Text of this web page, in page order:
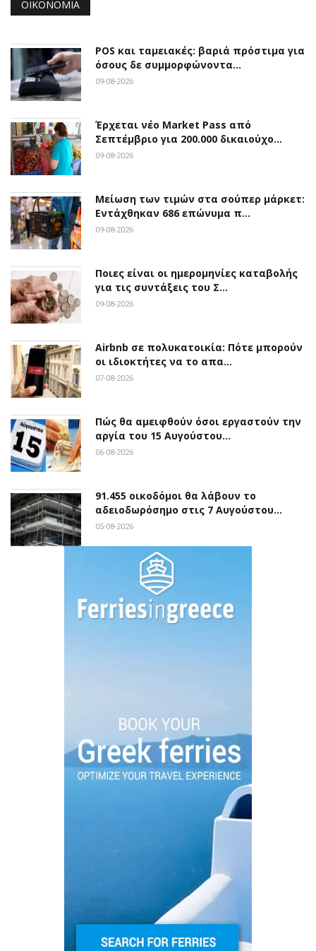
ΟΙΚΟΝΟΜΊΑ
POS και ταμειακές: βαριά πρόστιμα για
όσους δε συμμορφώνοντα…
09-08-2026
Έρχεται νέο Market Pass από
Σεπτέμβριο για 200.000 δικαιούχο…
09-08-2026
Μείωση των τιμών στα σούπερ μάρκετ:
Εντάχθηκαν 686 επώνυμα π…
09-08-2026
Ποιες είναι οι ημερομηνίες καταβολής
για τις συντάξεις του Σ…
09-08-2026
Airbnb σε πολυκατοικία: Πότε μπορούν
οι ιδιοκτήτες να το απα…
07-08-2026
Πώς θα αμειφθούν όσοι εργαστούν την
αργία του 15 Αυγούστου…
06-08-2026
91.455 οικοδόμοι θα λάβουν το
αδειοδωρόσημο στις 7 Αυγούστου…
05-08-2026